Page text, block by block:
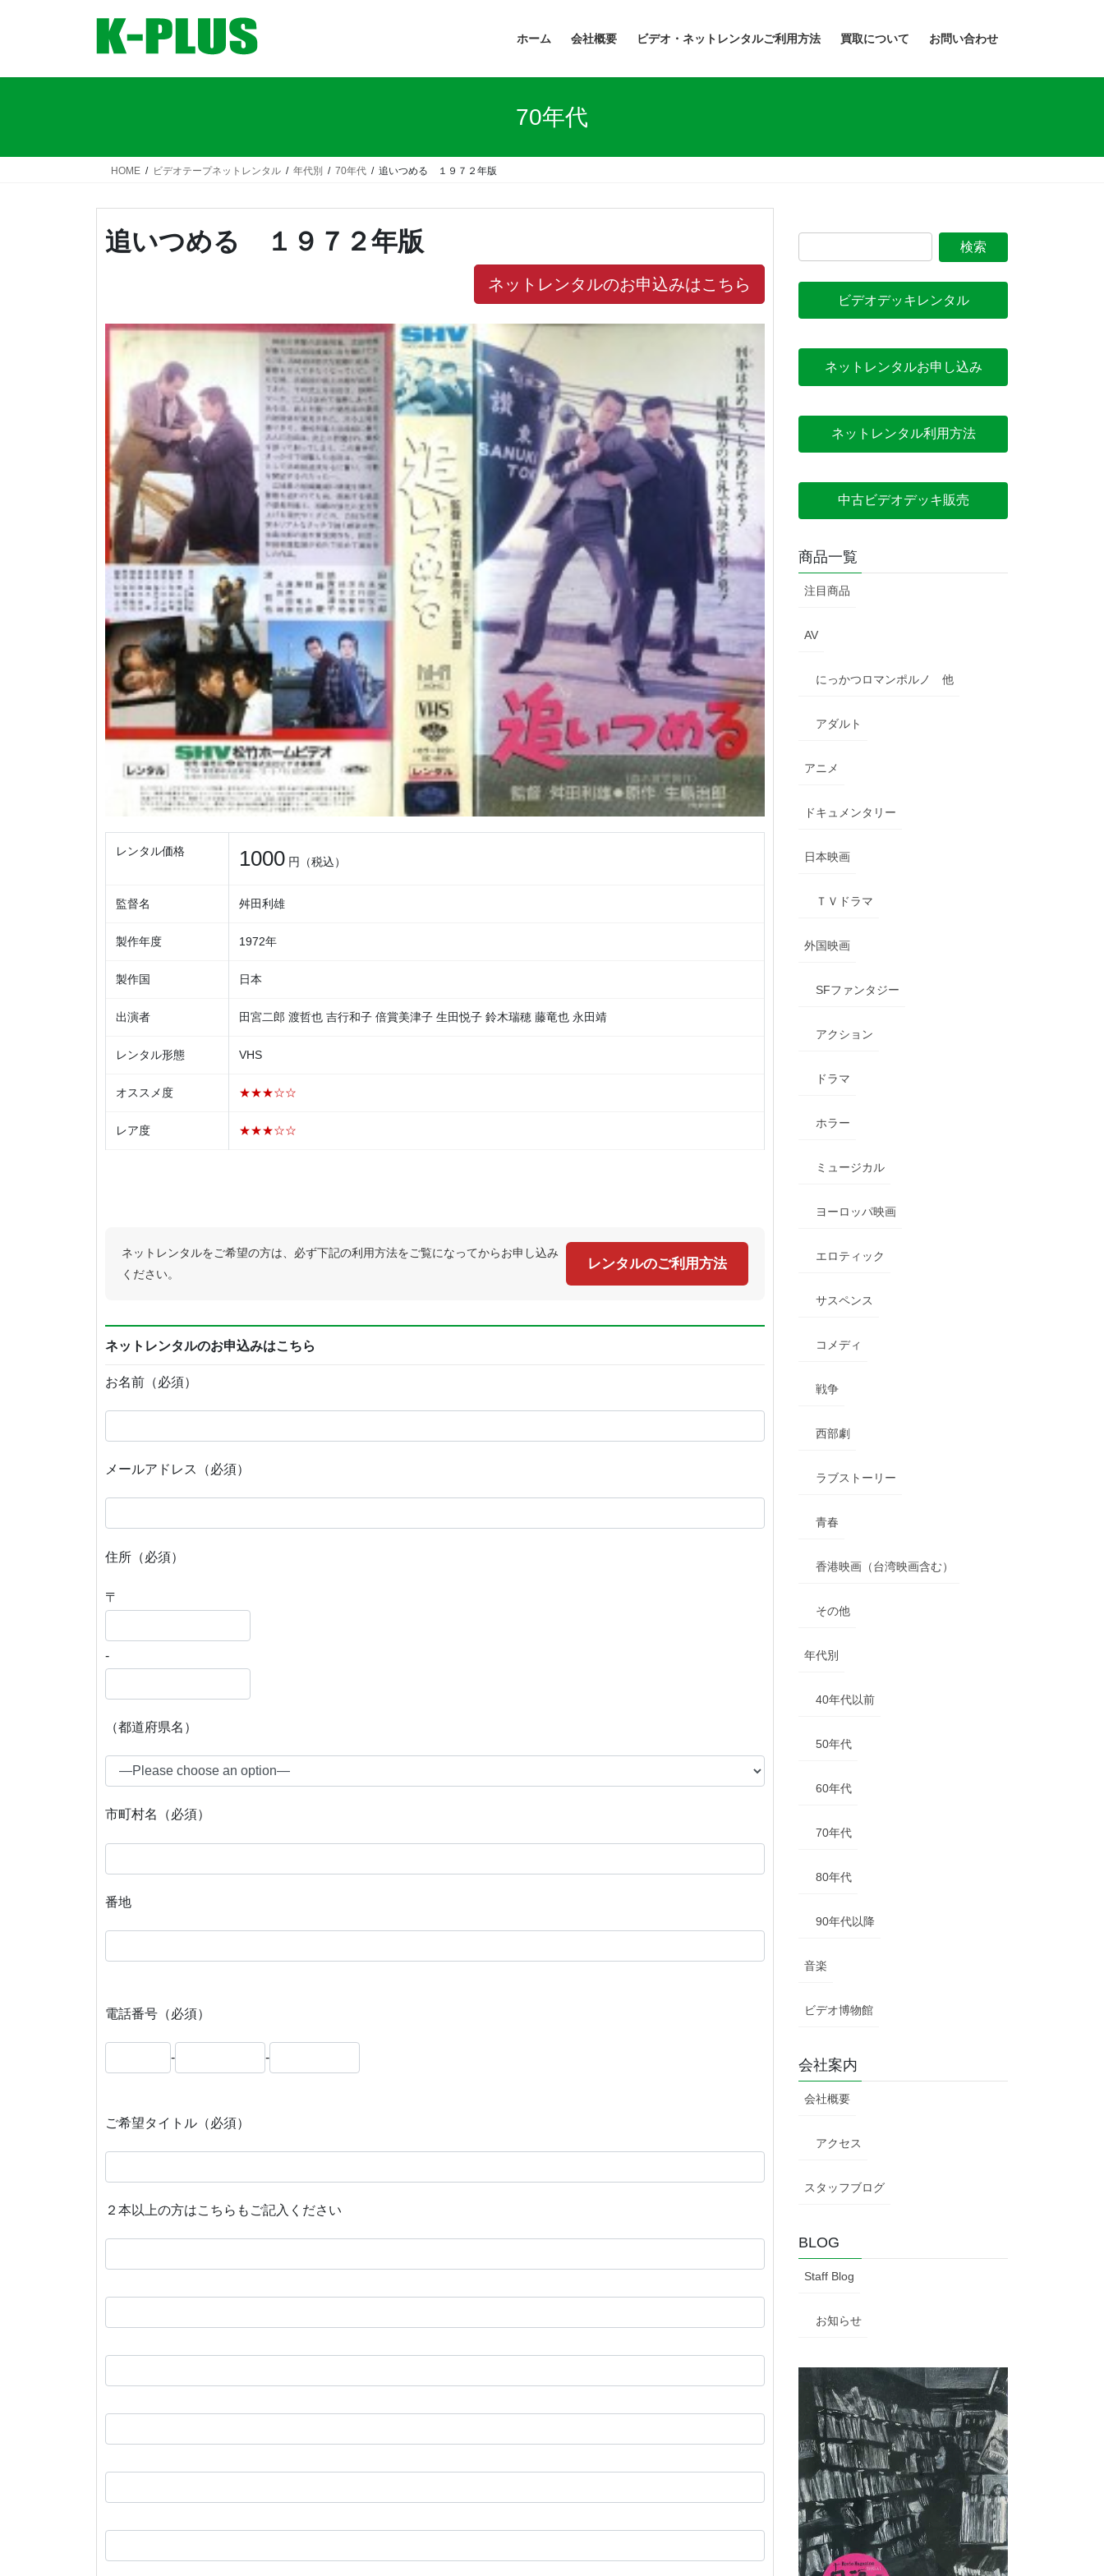
ホーム 会社概要 ビデオ・ネットレンタルご利用方法 買取について お問い合わせ
70年代
HOME ビデオテープネットレンタル 年代別 70年代 追いつめる １９７２年版
追いつめる １９７２年版
ネットレンタルのお申込みはこちら
レンタル価格 1000 円（税込）
監督名 舛田利雄
製作年度 1972年
製作国 日本
出演者 田宮二郎 渡哲也 吉行和子 倍賞美津子 生田悦子 鈴木瑞穂 藤竜也 永田靖
レンタル形態 VHS
オススメ度 ★★★☆☆
レア度 ★★★☆☆
ネットレンタルをご希望の方は、必ず下記の利用方法をご覧になってからお申し込み
ください。
レンタルのご利用方法
ネットレンタルのお申込みはこちら
お名前（必須）
メールアドレス（必須）
住所（必須）
〒
-
（都道府県名）
市町村名（必須）
番地
電話番号（必須）
- -
ご希望タイトル（必須）
２本以上の方はこちらもご記入ください
ビデオデッキレンタル
ネットレンタルお申し込み
ネットレンタル利用方法
中古ビデオデッキ販売
商品一覧
注目商品
AV
にっかつロマンポルノ 他
アダルト
アニメ
ドキュメンタリー
日本映画
ＴＶドラマ
外国映画
SFファンタジー
アクション
ドラマ
ホラー
ミュージカル
ヨーロッパ映画
エロティック
サスペンス
コメディ
戦争
西部劇
ラブストーリー
青春
香港映画（台湾映画含む）
その他
年代別
40年代以前
50年代
60年代
70年代
80年代
90年代以降
音楽
ビデオ博物館
会社案内
会社概要
アクセス
スタッフブログ
BLOG
Staff Blog
お知らせ